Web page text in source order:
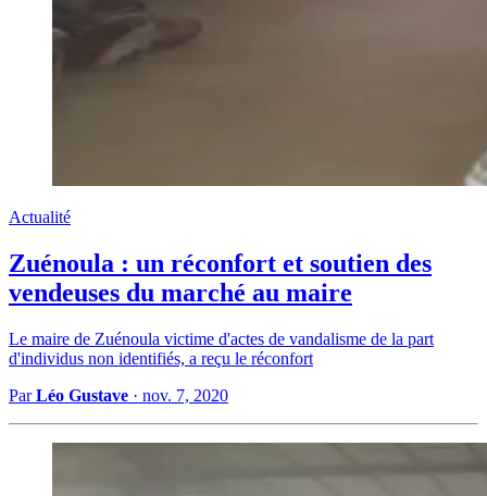
Actualité
Zuénoula : un réconfort et soutien des
vendeuses du marché au maire
Le maire de Zuénoula victime d'actes de vandalisme de la part
d'individus non identifiés, a reçu le réconfort
ParLéo Gustave · nov. 7, 2020